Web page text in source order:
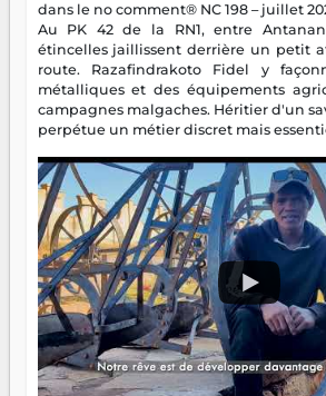
dans le no comment® NC 198 – juillet
Au PK 42 de la RN1, entre
étincelles jaillissent derrière un petit
route. Razafindrakoto Fidel y
métalliques et des équipements
campagnes malgaches. Héritier d'un
perpétue un métier discret mais